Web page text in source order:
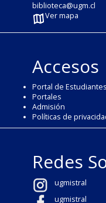
biblioteca@ugm.cl
Ver mapa
Accesos
Portal de Estudiantes
Portales
Admisión
Políticas de
Redes
ugmistral
ugmistral